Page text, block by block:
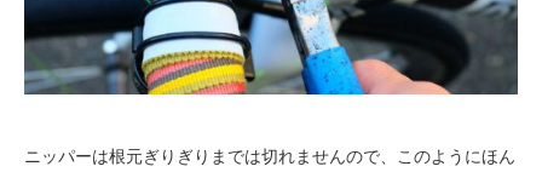
ニッパーは根元ぎりぎりまでは切れませんので、このようにほん